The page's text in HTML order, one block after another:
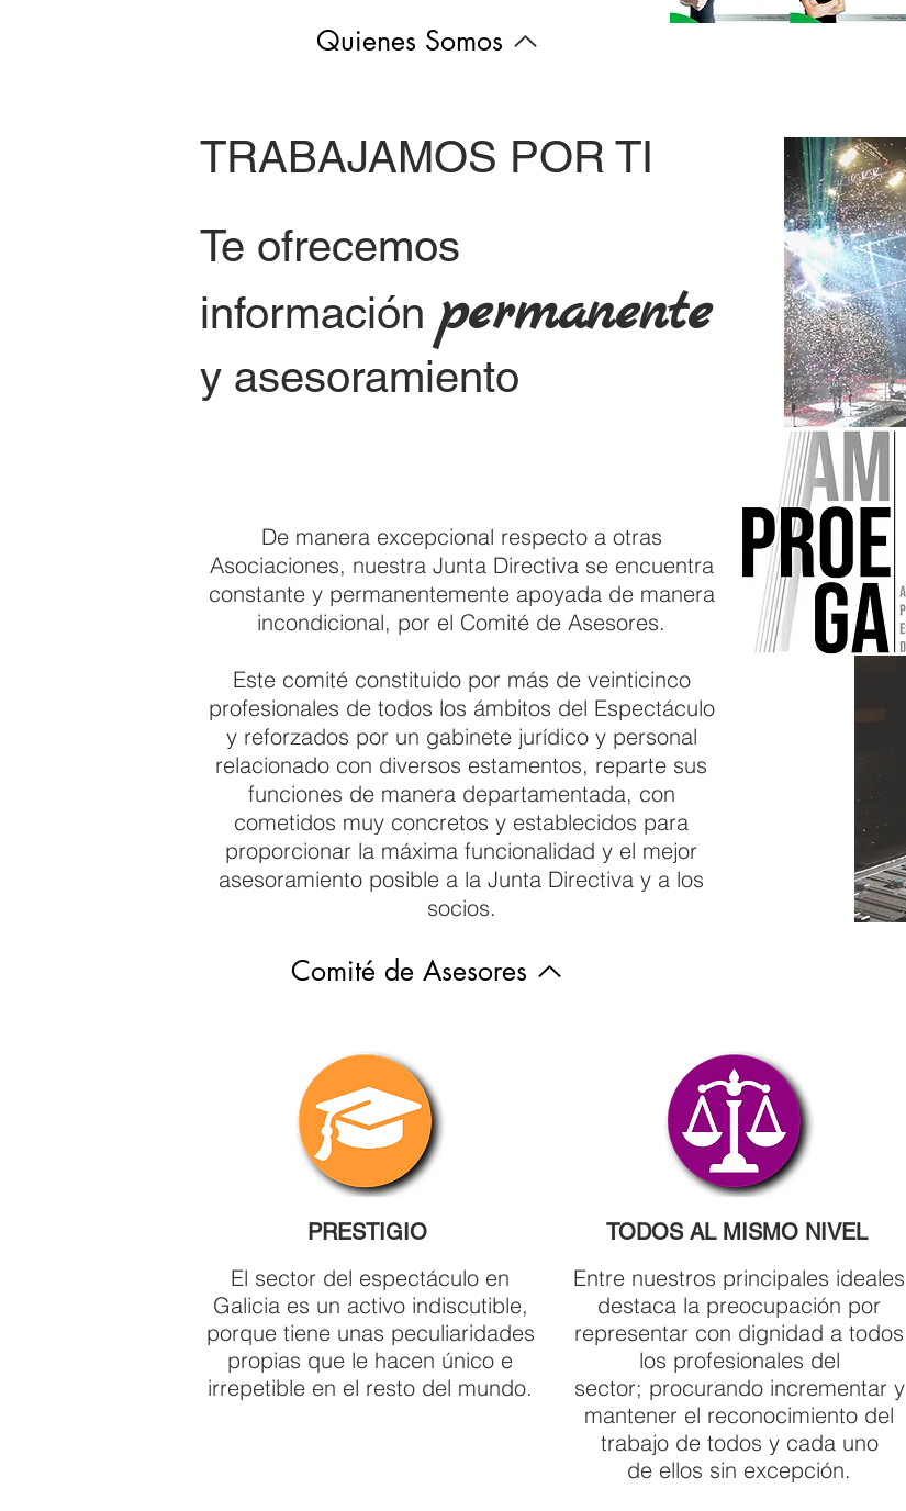
Quienes Somos
TRABAJAMOS POR TI
Te ofrecemos
información permanente
y asesoramiento
De manera excepcional respecto a otras
Asociaciones, nuestra Junta Directiva se encuentra
constante y permanentemente apoyada de manera
incondicional, por el Comité de Asesores.
Este comité constituido por más de veinticinco
profesionales de todos los ámbitos del Espectáculo
y reforzados por un gabinete jurídico y personal
relacionado con diversos estamentos, reparte sus
funciones de manera departamentada, con
cometidos muy concretos y establecidos para
proporcionar la máxima funcionalidad y el mejor
asesoramiento posible a la Junta Directiva y a los
socios.
Comité de Asesores
PRESTIGIO
El sector del espectáculo en
Galicia es un activo indiscutible,
porque tiene unas peculiaridades
propias que le hacen único e
irrepetible en el resto del mundo.
TODOS AL MISMO NIVEL
Entre nuestros principales ideales
destaca la preocupación por
representar con dignidad a todos
los profesionales del
sector; procurando incrementar y
mantener el reconocimiento del
trabajo de todos y cada uno
de ellos sin excepción.